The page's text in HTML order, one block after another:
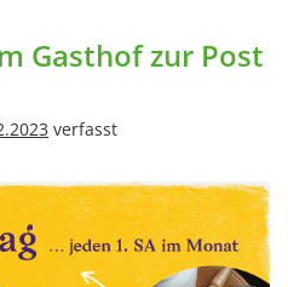
Gasthof zur Post
verfasst